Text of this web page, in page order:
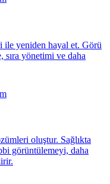
yeniden hayal et. Görü
sıra yönetimi ve daha
oluştur. Sağlıkta
görüntülemeyi, daha